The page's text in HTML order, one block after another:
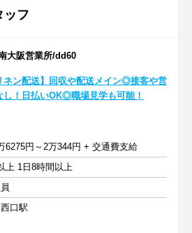
ッフ
大阪営業所/dd60
ネン配送】回収や配送メイン◎接客や営
し！日払いOK◎職場見学も可能！
6275円～2万344円 + 交通費支給
上 1日8時間以上
口駅